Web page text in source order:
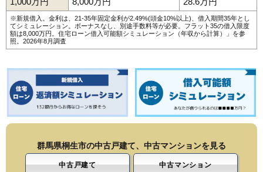
※新規借入。金利は、21-35年固定金利が2.49%(頭金10%以上)、借入期間35年とし
てシミュレーション。ボーナスなし、別途手数料等が必要。フラット35の借入限度
額は8,000万円。 住宅ローン借入可能額シミュレーション（年収から計算）
」を参
照。2026年8月調査
群馬県桐生市の中古戸建て、中古マンションを見る
中古戸建て 中古マンション